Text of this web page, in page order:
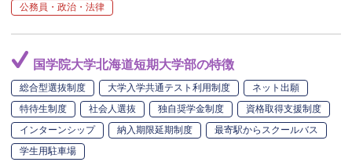
公務員・政治・法律
国学院大学北海道短期大学部の特徴
総合型選抜制度 大学入学共通テスト利用制度
ネット出願
特待生制度
社会人選抜 独自奨学金制度
資格取得支援制度
インターンシップ
納入期限延期制度
最寄駅からスクールバス
学生用駐車場